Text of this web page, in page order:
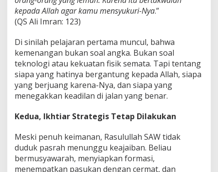
kepada Allah agar kamu mensyukuri-Nya.”
(QS Ali Imran: 123)
Di sinilah pelajaran pertama muncul, bahwa
kemenangan bukan soal angka. Bukan soal
teknologi atau kekuatan fisik semata. Tapi tentang
siapa yang hatinya bergantung kepada Allah, siapa
yang berjuang karena-Nya, dan siapa yang
menegakkan keadilan di jalan yang benar.
Kedua, Ikhtiar Strategis Tetap Dilakukan
Meski penuh keimanan, Rasulullah SAW tidak
duduk pasrah menunggu keajaiban. Beliau
bermusyawarah, menyiapkan formasi,
menempatkan pasukan dengan cermat, dan